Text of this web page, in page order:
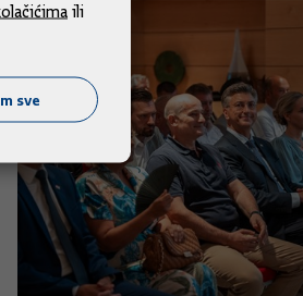
ili
sve